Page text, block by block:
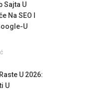
Sajta U
Na SEO I
U
U 2026:
U